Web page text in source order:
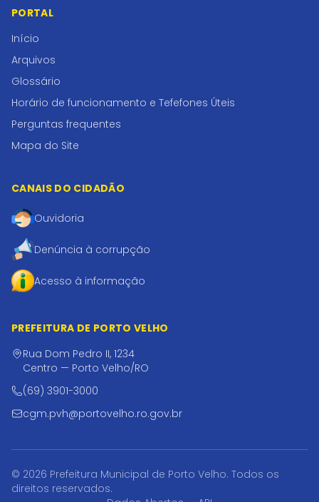
PORTAL
Início
Arquivos
Glossário
Horário de funcionamento e Tefefones Úteis
Perguntas frequentes
Mapa do Site
CANAIS DO CIDADÃO
Ouvidoria
Denúncia à corrupção
Acesso à informação
PREFEITURA DE PORTO VELHO
Rua Dom Pedro II, 1234
Centro — Porto Velho/RO
(69) 3901-3000
cgm.pvh@portovelho.ro.gov.br
© 2026 Prefeitura Municipal de Porto Velho. Todos os
direitos reservados.